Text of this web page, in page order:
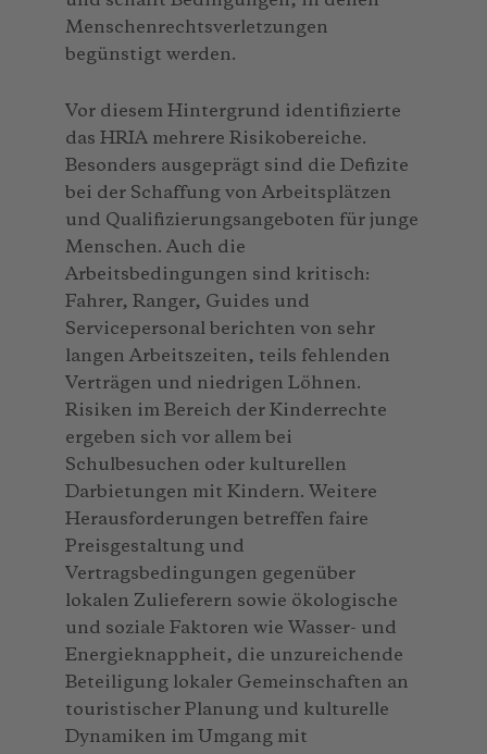
Menschenrechtsverletzungen
begünstigt werden.
Vor diesem Hintergrund identifizierte
das HRIA mehrere Risikobereiche.
Besonders ausgeprägt sind die Defizite
bei der Schaffung von Arbeitsplätzen
und Qualifizierungsangeboten für junge
Menschen. Auch die
Arbeitsbedingungen sind kritisch:
Fahrer, Ranger, Guides und
Servicepersonal berichten von sehr
langen Arbeitszeiten, teils fehlenden
Verträgen und niedrigen Löhnen.
Risiken im Bereich der Kinderrechte
ergeben sich vor allem bei
Schulbesuchen oder kulturellen
Darbietungen mit Kindern. Weitere
Herausforderungen betreffen faire
Preisgestaltung und
Vertragsbedingungen gegenüber
lokalen Zulieferern sowie ökologische
und soziale Faktoren wie Wasser- und
Energieknappheit, die unzureichende
Beteiligung lokaler Gemeinschaften an
touristischer Planung und kulturelle
Dynamiken im Umgang mit